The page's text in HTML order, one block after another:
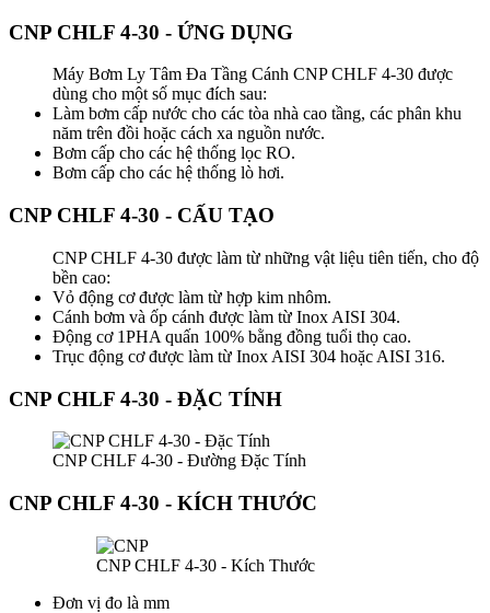
CNP CHLF 4-30 - ỨNG DỤNG
Máy Bơm Ly Tâm Đa Tầng Cánh CNP CHLF 4-30 được
dùng cho một số mục đích sau:
Làm bơm cấp nước cho các tòa nhà cao tầng, các phân khu
năm trên đồi hoặc cách xa nguồn nước.
Bơm cấp cho các hệ thống lọc RO.
Bơm cấp cho các hệ thống lò hơi.
CNP CHLF 4-30 - CẤU TẠO
CNP CHLF 4-30 được làm từ những vật liệu tiên tiến, cho độ
bền cao:
Vỏ động cơ được làm từ hợp kim nhôm.
Cánh bơm và ốp cánh được làm từ Inox AISI 304.
Động cơ 1PHA quấn 100% bằng đồng tuổi thọ cao.
Trục động cơ được làm từ Inox AISI 304 hoặc AISI 316.
CNP CHLF 4-30 - ĐẶC TÍNH
CNP CHLF 4-30 - Đường Đặc Tính
CNP CHLF 4-30 - KÍCH THƯỚC
CNP CHLF 4-30 - Kích Thước
Đơn vị đo là mm